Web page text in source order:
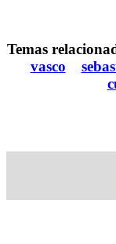
Temas
vasco